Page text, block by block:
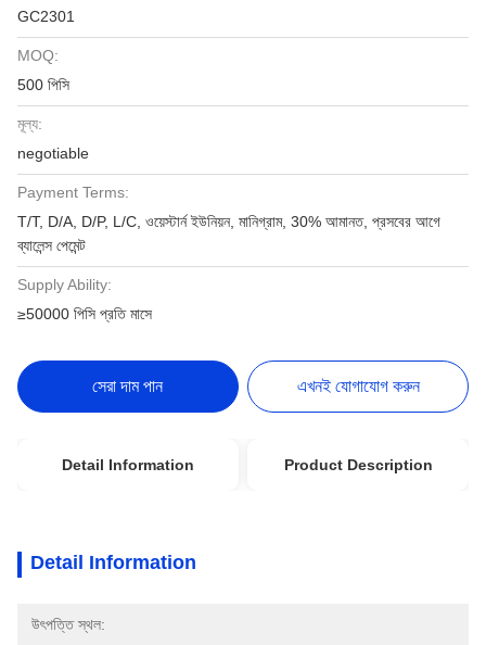
GC2301
MOQ:
500 পিসি
মূল্য:
negotiable
Payment Terms:
T/T, D/A, D/P, L/C, ওয়েস্টার্ন ইউনিয়ন, মানিগ্রাম, 30% আমানত, প্রসবের আগে
ব্যালেন্স পেমেন্ট
Supply Ability:
≥50000 পিসি প্রতি মাসে
সেরা দাম পান এখনই যোগাযোগ করুন
Detail Information Product Description
Detail Information
উৎপত্তি স্থল: